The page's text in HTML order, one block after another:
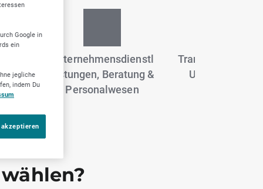
Unternehmensdienstl
eistungen, Beratung &
Personalwesen
Transport,
Google in
ein
jegliche
indem Du